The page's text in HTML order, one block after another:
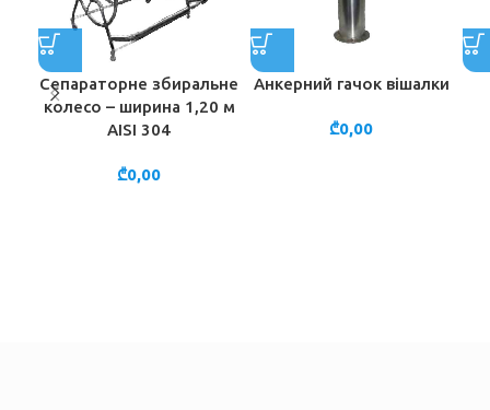
Сепараторне збиральне
колесо – ширина 1,20 м
AISI 304
₾0,00
Анкерний гачок вішалки
₾0,00